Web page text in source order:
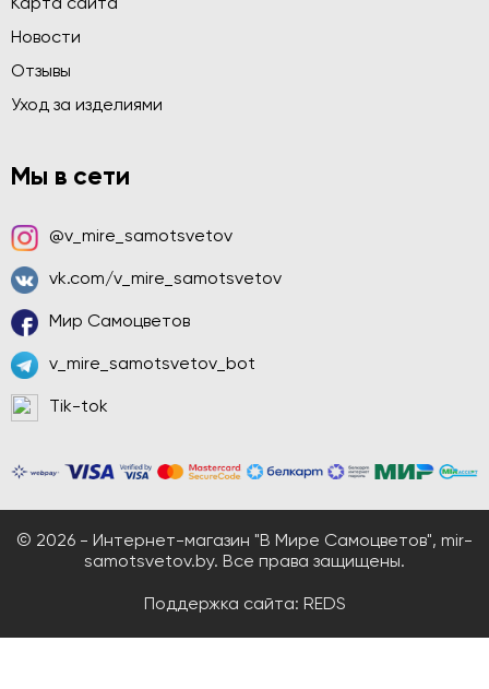
Карта сайта
Новости
Отзывы
Уход за изделиями
Мы в сети
@v_mire_samotsvetov
vk.com/v_mire_samotsvetov
Мир Самоцветов
v_mire_samotsvetov_bot
Tik-tok
© 2026 - Интернет-магазин "В Мире Самоцветов", mir-
samotsvetov.by. Все права защищены.
Поддержка сайта: REDS